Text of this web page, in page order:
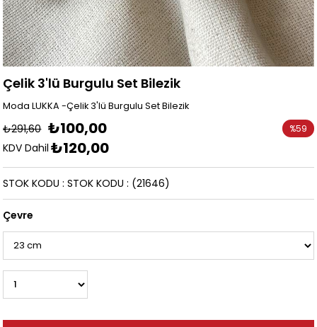
Çelik 3'lü Burgulu Set Bilezik
Moda LUKKA -Çelik 3'lü Burgulu Set Bilezik
₺291,60 ₺100,00
KDV Dahil ₺120,00
%59
(21646)
STOK KODU STOK KODU
Çevre